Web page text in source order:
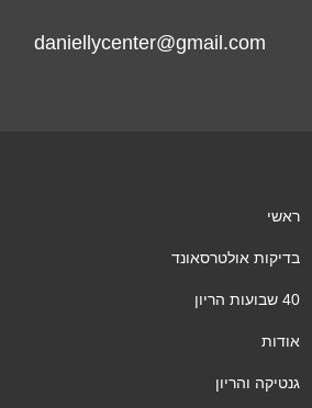
daniellycenter@gmail.com
ראשי
בדיקות אולטרסאונד
40 שבועות הריון
אודות
גנטיקה והריון